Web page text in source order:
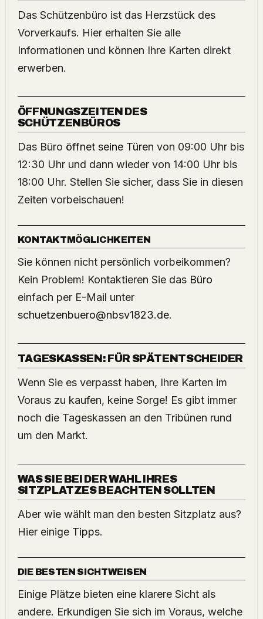
Das Schützenbüro ist das Herzstück des
Vorverkaufs. Hier erhalten Sie alle
Informationen und können Ihre Karten direkt
erwerben.
ÖFFNUNGSZEITEN DES
SCHÜTZENBÜROS
Das Büro öffnet seine Türen von 09:00 Uhr bis
12:30 Uhr und dann wieder von 14:00 Uhr bis
18:00 Uhr. Stellen Sie sicher, dass Sie in diesen
Zeiten vorbeischauen!
KONTAKTMÖGLICHKEITEN
Sie können nicht persönlich vorbeikommen?
Kein Problem! Kontaktieren Sie das Büro
einfach per E-Mail unter
schuetzenbuero@nbsv1823.de.
TAGESKASSEN: FÜR SPÄTENTSCHEIDER
Wenn Sie es verpasst haben, Ihre Karten im
Voraus zu kaufen, keine Sorge! Es gibt immer
noch die Tageskassen an den Tribünen rund
um den Markt.
WAS SIE BEI DER WAHL IHRES
SITZPLATZES BEACHTEN SOLLTEN
Aber wie wählt man den besten Sitzplatz aus?
Hier einige Tipps.
DIE BESTEN SICHTWEISEN
Einige Plätze bieten eine klarere Sicht als
andere. Erkundigen Sie sich im Voraus, welche